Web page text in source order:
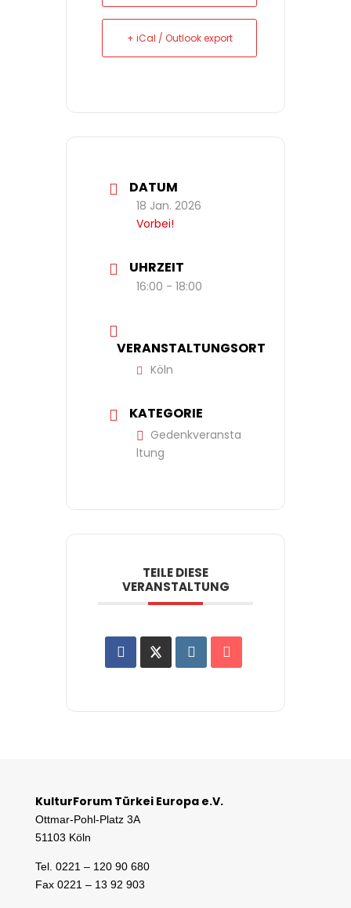
+ iCal / Outlook export
DATUM
18 Jan. 2026
Vorbei!
UHRZEIT
16:00 - 18:00
VERANSTALTUNGSORT
Köln
KATEGORIE
Gedenkveransta
ltung
TEILE DIESE
VERANSTALTUNG
KulturForum Türkei Europa e.V.
Ottmar-Pohl-Platz 3A
51103 Köln
Tel. 0221 – 120 90 680
Fax 0221 – 13 92 903